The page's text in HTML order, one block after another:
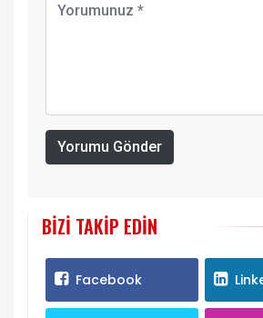
Yorumu Gönder
BIZI TAKIP EDIN
Facebook